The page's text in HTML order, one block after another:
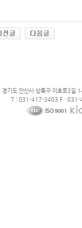
기도 안산사 상록구 이호로3길
T : 031-417-3403 F : 031-